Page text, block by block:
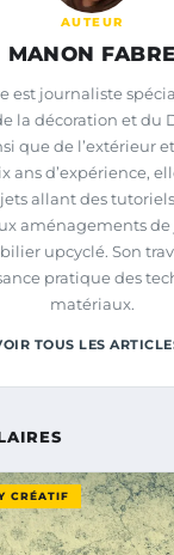
AUTEUR
MANON FABRE
est journaliste
la décoration et du
que de l’extérieur
ans d’expérience,
allant des
aménagements de
upcyclé. Son
pratique des
matériaux.
TOUS LES
CRÉATIF